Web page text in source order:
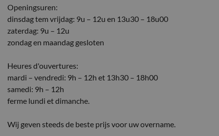
Openingsuren:
dinsdag tem vrijdag: 9u – 12u en 13u30 – 18u00
zaterdag: 9u – 12u
zondag en maandag gesloten
Heures d'ouvertures:
mardi – vendredi: 9h – 12h et 13h30 – 18h00
samedi: 9h – 12h
ferme lundi et dimanche.
Wij geven steeds de beste prijs voor uw overname.